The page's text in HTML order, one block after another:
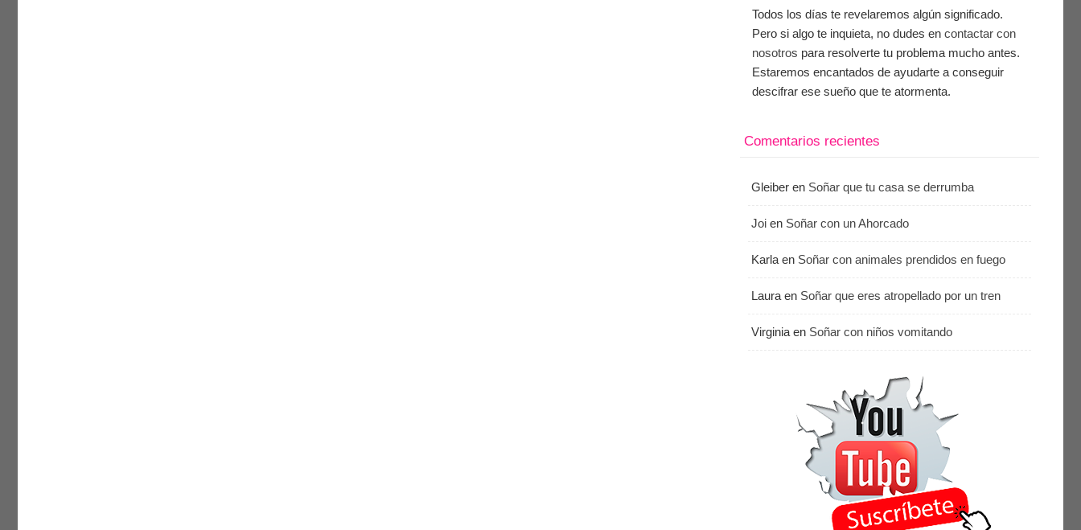
Todos los días te revelaremos algún significado.
Pero si algo te inquieta, no dudes en contactar con
nosotros para resolverte tu problema mucho antes.
Estaremos encantados de ayudarte a conseguir
descifrar ese sueño que te atormenta.
Comentarios recientes
Gleiber en Soñar que tu casa se derrumba
Joi en Soñar con un Ahorcado
Karla en Soñar con animales prendidos en fuego
Laura en Soñar que eres atropellado por un tren
Virginia en Soñar con niños vomitando